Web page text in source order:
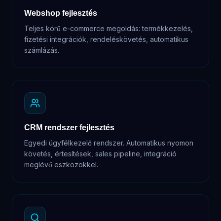
Webshop fejlesztés
Teljes körű e-commerce megoldás: termékkezelés,
fizetési integrációk, rendeléskövetés, automatikus
számlázás.
CRM rendszer fejlesztés
Egyedi ügyfélkezelő rendszer. Automatikus nyomon
követés, értesítések, sales pipeline, integráció
meglévő eszközökkel.